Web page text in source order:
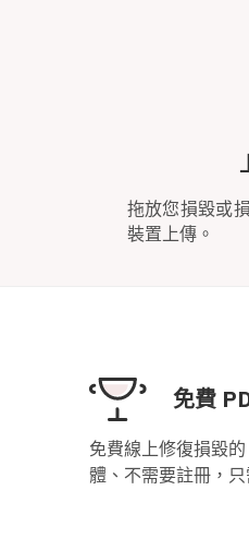
拖放您損毀或
裝置上傳。
免費
免費線上修復損毀
體、不需要註冊，